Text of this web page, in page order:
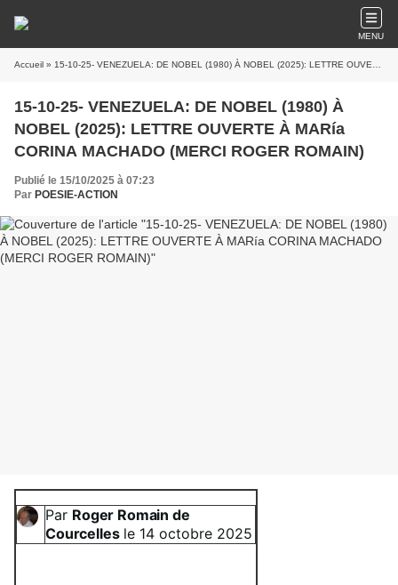
MENU
Accueil » 15-10-25- VENEZUELA: DE NOBEL (1980) À NOBEL (2025): LETTRE OUVERTE À MARía CORINA MACHADO (MERCI ROGER ROMAIN)
15-10-25- VENEZUELA: DE NOBEL (1980) À
NOBEL (2025): LETTRE OUVERTE À MARía
CORINA MACHADO (MERCI ROGER ROMAIN)
Publié le 15/10/2025 à 07:23
Par POESIE-ACTION
Par Roger Romain de
Courcelles le 14 octobre 2025